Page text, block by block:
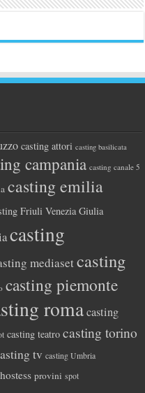
casting attori casting basilicata
campania casting canale 5
casting emilia
Friuli Venezia Giulia
casting
mediasetcasting
casting piemonte
roma casting
casting teatro casting torino
tv casting Umbria
hostess provini spot